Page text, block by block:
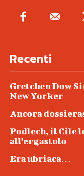
Recenti
Gretchen Dow
New Yorker
Ancora
Podlech, il Cile
all’ergastolo
Era ubriaca…